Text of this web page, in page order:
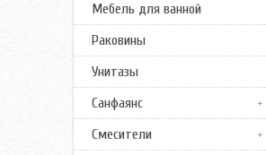
Мебель для ванной
Раковины
Унитазы
Санфаянс
Смесители